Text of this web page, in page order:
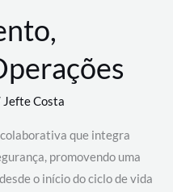
Jefte Costa
que integra
promovendo uma
o início do ciclo de vida